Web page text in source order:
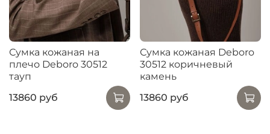
Сумка кожаная на
плечо Deboro 30512
тауп
13860 руб
Сумка кожаная Deboro
30512 коричневый
камень
13860 руб